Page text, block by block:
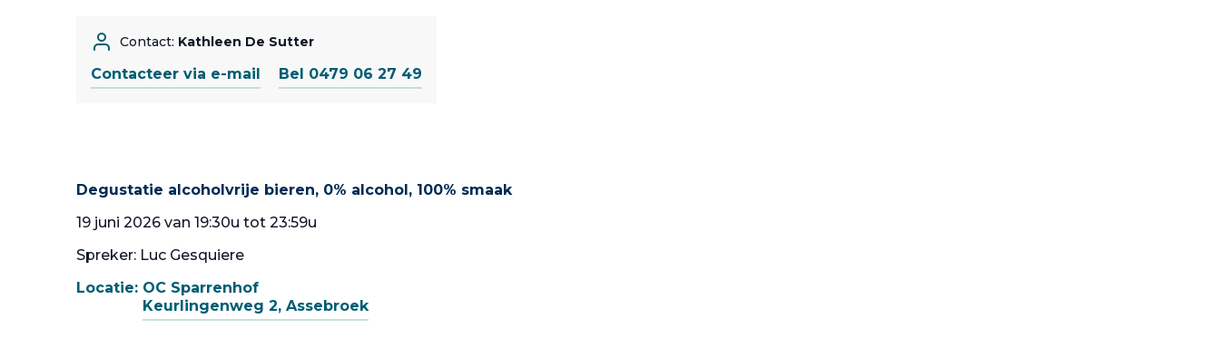
Contact: Kathleen De Sutter
Contacteer via e-mail Bel 0479 06 27 49
Degustatie alcoholvrije bieren, 0% alcohol, 100% smaak
19 juni 2026 van 19:30u tot 23:59u
Spreker: Luc Gesquiere
Locatie: OC Sparrenhof
Keurlingenweg 2, Assebroek